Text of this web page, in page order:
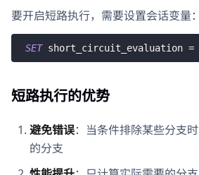
要开启短路执行，需要设置会话变量：
SET short_circuit_evaluation =
短路执行的优势
避免错误：当条件排除某些分支
的分支